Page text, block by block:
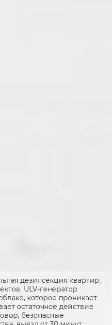
дезинсекция квартир,
ULV-генератор
которое проникает
остаточное действие
безопасные